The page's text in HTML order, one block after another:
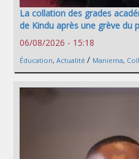
La collation des grades
de Kindu après une grève du
06/08/2026 - 15:18
Éducation, Actualité / Maniema,